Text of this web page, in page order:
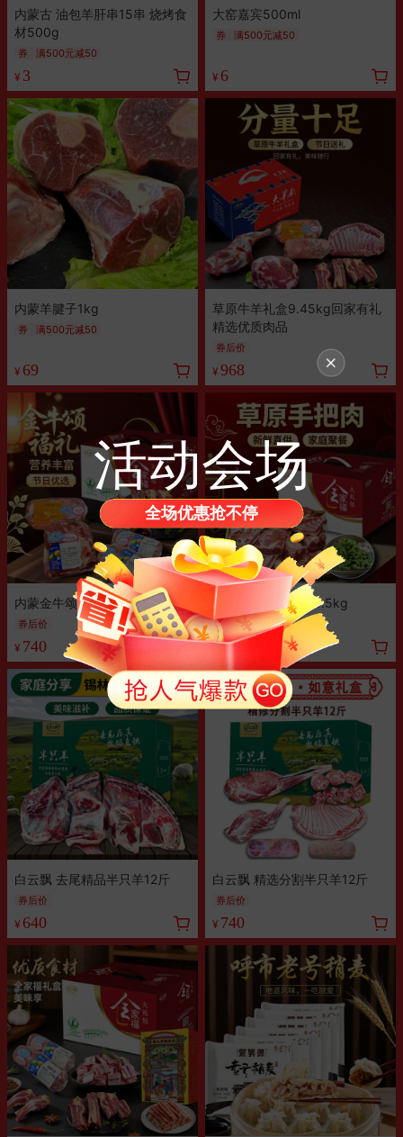
内蒙古 油包羊肝串15串 烧烤食
材500g
券 满500元减50
¥ 3
大窑嘉宾500ml
券 满500元减50
¥ 6
内蒙羊腱子1kg
券 满500元减50
¥ 69
草原牛羊礼盒9.45kg回家有礼
精选优质肉品
券后价
¥ 968
内蒙金牛颂福礼盒 6kg
券后价
¥ 740
内蒙草原手把羊肉4.5kg
券 满500元减50
¥490
白云飘 去尾精品半只羊12斤
券后价
¥ 640
白云飘 精选分割半只羊12斤
券后价
¥ 740
活动会场
全场优惠抢不停